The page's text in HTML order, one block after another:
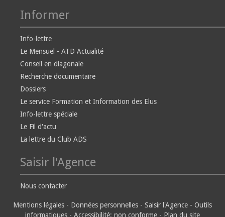
Informer
Info-lettre
Le Mensuel - ATD Actualité
Conseil en diagonale
Recherche documentaire
Dossiers
Le service Formation et Information des Elus
Info-lettre spéciale
Le Fil d'actu
La lettre du Club ADS
Saisir l'Agence
Nous contacter
Mentions légales - Données personnelles - Saisir l'Agence - Outils
informatiques - Accessibilité: non conforme - Plan du site